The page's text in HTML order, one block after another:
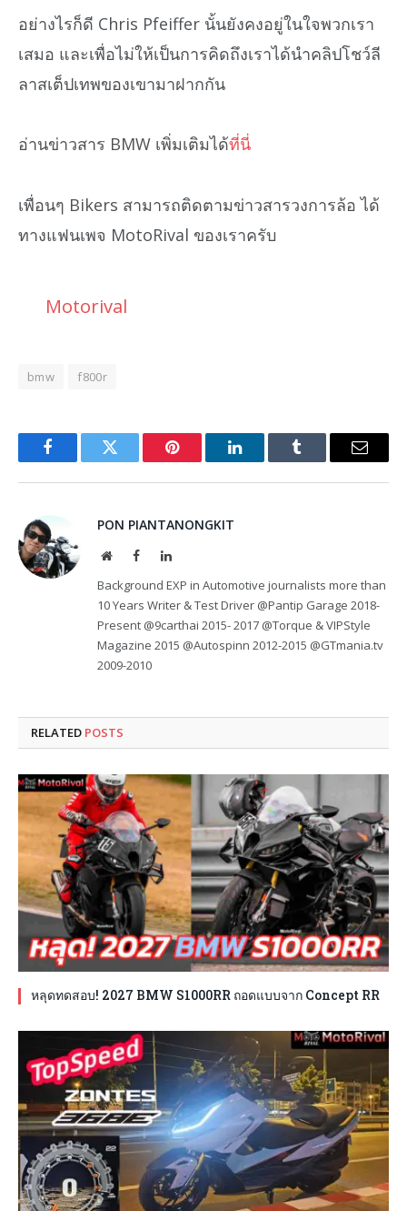
อย่างไรก็ดี Chris Pfeiffer นั้นยังคงอยู่ในใจพวกเรา
เสมอ และเพื่อไม่ให้เป็นการคิดถึงเราได้นำคลิปโชว์ลี
ลาสเต็ปเทพของเขามาฝากกัน
อ่านข่าวสาร BMW เพิ่มเติมได้ที่นี่
เพื่อนๆ Bikers สามารถติดตามข่าวสารวงการล้อ ได้
ทางแฟนเพจ MotoRival ของเราครับ
Motorival
bmw f800r
FacebookTwitter Pinterest LinkedInTumblr Email
PON PIANTANONGKIT
WebsiteFacebookLinkedIn
Background EXP in Automotive journalists more than
10 Years Writer & Test Driver @Pantip Garage 2018-
Present @9carthai 2015- 2017 @Torque & VIPStyle
Magazine 2015 @Autospinn 2012-2015 @GTmania.tv
2009-2010
RELATED POSTS
หลุดทดสอบ! 2027 BMW S1000RR ถอดแบบจาก Concept RR